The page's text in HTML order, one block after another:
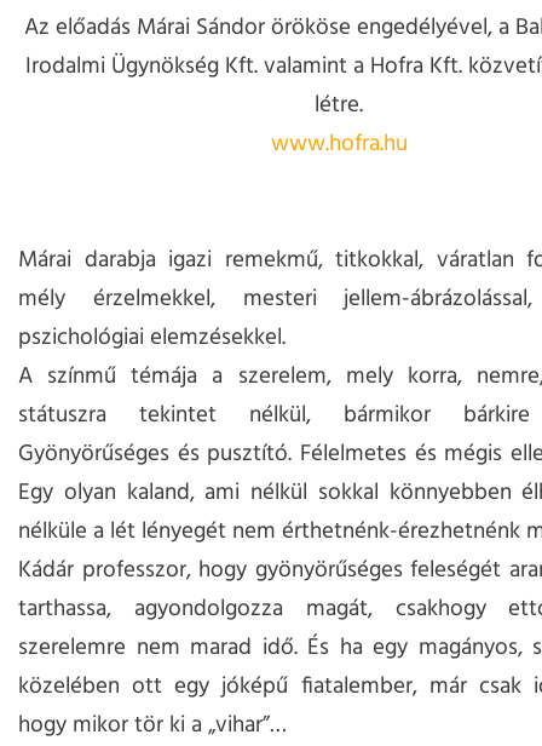
Az előadás Márai Sándor örököse engedélyével, a
Irodalmi Ügynökség Kft. valamint a Hofra Kft.
létre.
www.hofra.hu
Márai darabja igazi remekmű, titkokkal, váratlan
mély érzelmekkel, mesteri jellem-
pszichológiai elemzésekkel.
A színmű témája a szerelem, mely korra,
státuszra tekintet nélkül, bármikor bárkire
Gyönyörűséges és pusztító. Félelmetes és mégis
Egy olyan kaland, ami nélkül sokkal könnyebben
nélküle a lét lényegét nem érthetnénk-érezhetnénk
Kádár professzor, hogy gyönyörűséges feleségét
tarthassa, agyondolgozza magát, csakhogy
szerelemre nem marad idő. És ha egy magányos,
közelében ott egy jóképű fiatalember, már csak
hogy mikor tör ki a „vihar”…